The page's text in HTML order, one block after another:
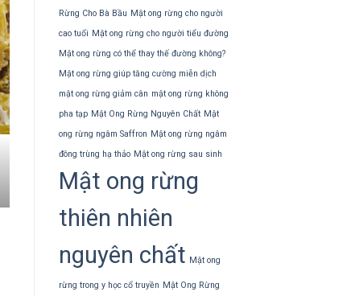
Rừng Cho Bà Bầu Mật ong rừng cho người
cao tuổi Mật ong rừng cho người tiểu đường
Mật ong rừng có thể thay thế đường không?
Mật ong rừng giúp tăng cường miễn dịch
mật ong rừng giảm cân mật ong rừng không
pha tạp Mật Ong Rừng Nguyên Chất Mật
ong rừng ngâm Saffron Mật ong rừng ngâm
đông trùng hạ thảo Mật ong rừng sau sinh
Mật ong rừng
thiên nhiên
nguyên chất Mật ong
rừng trong y học cổ truyền Mật Ong Rừng